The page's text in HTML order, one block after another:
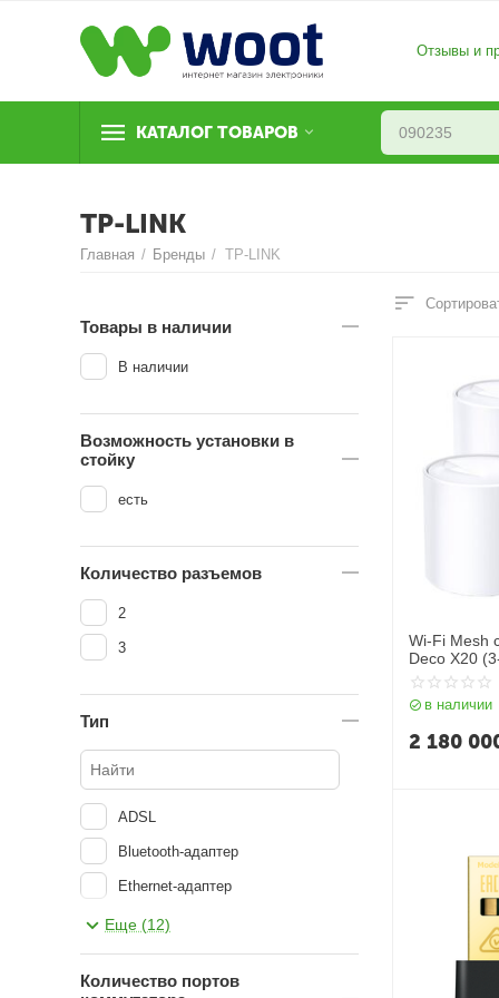
Отзывы и
КАТАЛОГ ТОВАРОВ
TP-LINK
Главная / Бренды / TP-LINK
Wi-Fi Mesh
Deco X20
в наличии
2 180
Товары в наличии
В наличии
Возможность установки в
стойку
есть
Количество разъемов
2
3
Тип
ADSL
Bluetooth-адаптер
Ethernet-адаптер
Wi-Fi адаптер
Wi-Fi антенна
Wi-Fi розетка
Еще (12)
Количество портов